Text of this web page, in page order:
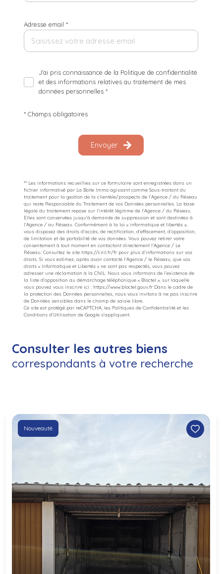
Adresse email *
J'ai pris connaissance de la Politique de confidentialité
et des informations relatives au traitement de mes
données personnelles *
* Champs obligatoires
Envoyer
** Les informations recueillies sur ce formulaire sont enregistrées dans un
fichier informatisé par La Boite Immo agissant comme Sous-traitant du
traitement pour la gestion de la clientèle/prospects de l'Agence / du Réseau
qui reste Responsable du Traitement de vos Données personnelles. La base
légale du traitement repose sur l'intérêt légitime de l'Agence / du Réseau.
Elles sont conservées jusqu'à demande de suppression et sont destinées à
l'Agence / au Réseau. Conformément à la loi « informatique et libertés »,
vous disposez des droits d’accès, de rectification, d’effacement, d’opposition,
de limitation et de portabilité de vos données. Vous pouvez retirer votre
consentement à tout moment en contactant directement l’Agence / Le
Réseau. Consultez le site https://cnil.fr/fr pour plus d’informations sur vos
droits. Si vous estimez, après avoir contacté l'Agence / le Réseau, que vos
droits « Informatique et Libertés » ne sont pas respectés, vous pouvez
adresser une réclamation à la CNIL. Nous vous informons de l’existence de
la liste d'opposition au démarchage téléphonique « Bloctel », sur laquelle
vous pouvez vous inscrire ici : https://www.bloctel.gouv.fr Dans le cadre de
la protection des Données personnelles, nous vous invitons à ne pas inscrire
de Données sensibles dans le champ de saisie libre.
Ce site est protégé par reCAPTCHA, les Politiques de Confidentialité et les
Conditions d'Utilisation de Google s'appliquent.
Consulter les autres biens
correspondants à votre recherche
Nouveauté